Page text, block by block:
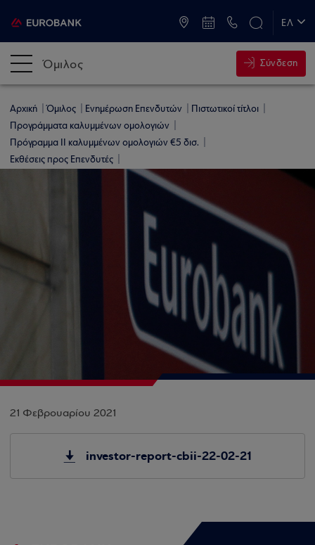
ΕΛ
Όμιλος Σύνδεση
Αρχική Όμιλος Ενημέρωση Επενδυτών
Πιστωτικοί τίτλοι
Προγράμματα καλυμμένων ομολογιών
Πρόγραμμα ΙΙ καλυμμένων ομολογιών €5 δισ.
Εκθέσεις προς Επενδυτές
21 Φεβρουαρίου 2021
investor-report-cbii-22-02-21